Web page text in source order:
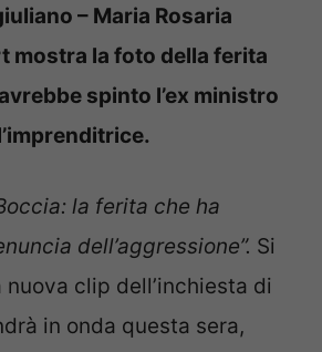
– Maria Rosaria
mostra la foto della ferita
spinto l’ex ministro
la ferita che ha
dell’aggressione”. Si
clip dell’inchiesta di
in onda questa sera,